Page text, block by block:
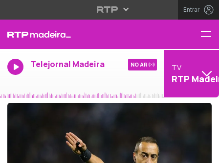
Entrar
Telejornal Madeira NO AR TV
RTP